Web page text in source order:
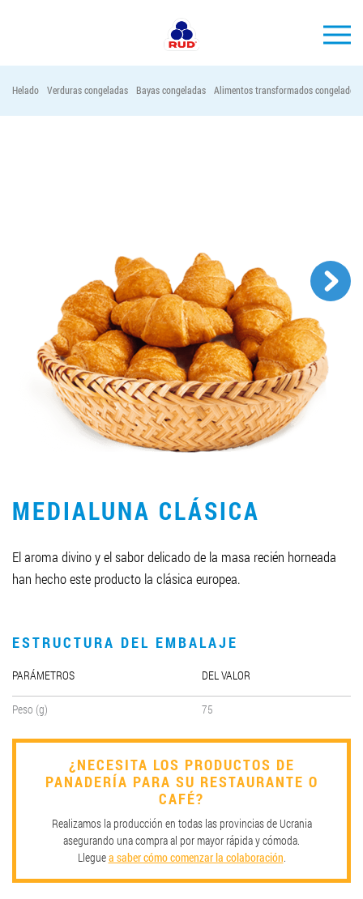
Vacantes
PEDIR PRODUCTOS "RUD":
LLEGAR A SER SOCIO
0412 48 28 17
0412 42 29 23
Helado Verduras congeladas Bayas congeladas Alimentos transformados congelados
MEDIALUNA CLÁSICA
El aroma divino y el sabor delicado de la masa recién horneada
han hecho este producto la clásica europea.
ESTRUCTURA DEL EMBALAJE
PARÁMETROS DEL VALOR
Peso (g) 75
¿NECESITA LOS PRODUCTOS DE
PANADERÍA PARA SU RESTAURANTE O
CAFÉ?
Realizamos la producción en todas las provincias de Ucrania
asegurando una compra al por mayor rápida y cómoda.
Lleguea saber cómo comenzar la colaboración.